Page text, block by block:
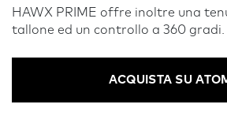
HAWX PRIME offre inoltre una
tallone ed un controllo a 360 gradi.
ACQUISTA SU